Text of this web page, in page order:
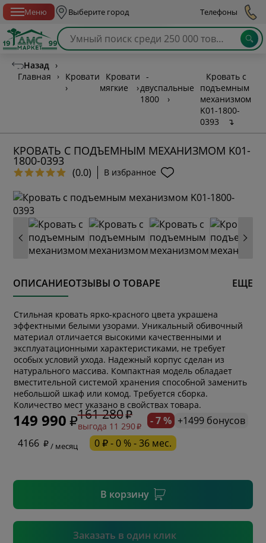
Меню Выберите город Телефоны
Назад ›
Главная
›
Кровати
›
Кровати
мягкие
›
-
двуспальные
1800
›
Кровать с
подъемным
механизмом
K01-1800-
0393
↴
КРОВАТЬ С ПОДЪЕМНЫМ МЕХАНИЗМОМ K01-
1800-0393
(0.0) В избранное
ОПИСАНИЕОТЗЫВЫ О ТОВАРЕ ЕЩЕ
Стильная кровать ярко-красного цвета украшена
эффектными белыми узорами. Уникальный обивочный
материал отличается высокими качественными и
эксплуатационными характеристиками, не требует
особых условий ухода. Надежный корпус сделан из
натурального массива. Компактная модель обладает
вместительной системой хранения способной заменить
небольшой шкаф или комод. Требуется сборка.
Количество мест указано в свойствах товара.
149 990 161 280
выгода 11 290 - 7 % +1499 бонусов
4166
/ месяц 0 ₽ - 0 % - 36 мес.
В корзину
Заказать в один клик
* обязательное поле
* необязательное поле
Подтвердить